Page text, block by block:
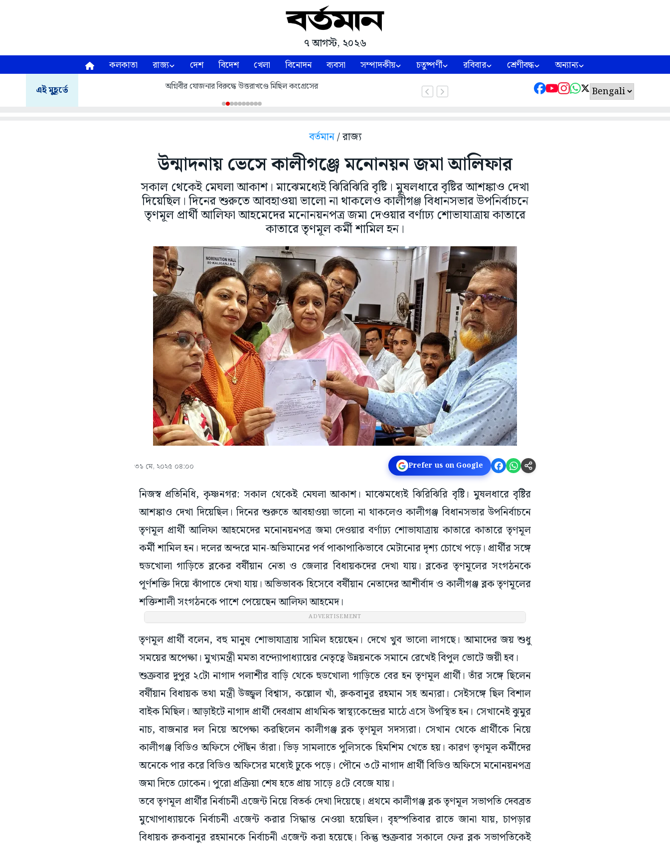
৭ আগস্ট, ২০২৬
কলকাতা রাজ্য দেশ বিদেশ খেলা বিনোদন ব্যবসা সম্পাদকীয় চতুষ্পর্ণী রবিবার শ্রেণীবদ্ধ অন্যান্য
এই মুহূর্তে অগ্নিবীর যোজনার বিরুদ্ধে উত্তরাখণ্ডে মিছিল কংগ্রেসের
বর্তমান/ রাজ্য
উন্মাদনায় ভেসে কালীগঞ্জে মনোনয়ন জমা আলিফার
সকাল থেকেই মেঘলা আকাশ। মাঝেমধ্যেই ঝিরিঝিরি বৃষ্টি। মুষলধারে বৃষ্টির আশঙ্কাও দেখা
দিয়েছিল। দিনের শুরুতে আবহাওয়া ভালো না থাকলেও কালীগঞ্জ বিধানসভার উপনির্বাচনে
তৃণমূল প্রার্থী আলিফা আহমেদের মনোনয়নপত্র জমা দেওয়ার বর্ণাঢ্য শোভাযাত্রায় কাতারে
কাতারে তৃণমূল কর্মী শামিল হন।
৩১ মে, ২০২৫ ০৪:০০ Prefer us on Google
নিজস্ব প্রতিনিধি, কৃষ্ণনগর: সকাল থেকেই মেঘলা আকাশ। মাঝেমধ্যেই ঝিরিঝিরি বৃষ্টি। মুষলধারে বৃষ্টির
আশঙ্কাও দেখা দিয়েছিল। দিনের শুরুতে আবহাওয়া ভালো না থাকলেও কালীগঞ্জ বিধানসভার উপনির্বাচনে
তৃণমূল প্রার্থী আলিফা আহমেদের মনোনয়নপত্র জমা দেওয়ার বর্ণাঢ্য শোভাযাত্রায় কাতারে কাতারে তৃণমূল
কর্মী শামিল হন। দলের অন্দরে মান-অভিমানের পর্ব পাকাপাকিভাবে মেটানোর দৃশ্য চোখে পড়ে। প্রার্থীর সঙ্গে
হুডখোলা গাড়িতে ব্লকের বর্ষীয়ান নেতা ও জেলার বিধায়কদের দেখা যায়। ব্লকের তৃণমূলের সংগঠনকে
পূর্ণশক্তি দিয়ে ঝাঁপাতে দেখা যায়। অভিভাবক হিসেবে বর্ষীয়ান নেতাদের আশীর্বাদ ও কালীগঞ্জ ব্লক তৃণমূলের
শক্তিশালী সংগঠনকে পাশে পেয়েছেন আলিফা আহমেদ।
ADVERTISEMENT
তৃণমূল প্রার্থী বলেন, বহু মানুষ শোভাযাত্রায় সামিল হয়েছেন। দেখে খুব ভালো লাগছে। আমাদের জয় শুধু
সময়ের অপেক্ষা। মুখ্যমন্ত্রী মমতা বন্দ্যোপাধ্যায়ের নেতৃত্বে উন্নয়নকে সমানে রেখেই বিপুল ভোটে জয়ী হব।
শুক্রবার দুপুর ২টো নাগাদ পলাশীর বাড়ি থেকে হুডখোলা গাড়িতে বের হন তৃণমূল প্রার্থী। তাঁর সঙ্গে ছিলেন
বর্ষীয়ান বিধায়ক তথা মন্ত্রী উজ্জ্বল বিশ্বাস, কল্লোল খাঁ, রুকবানুর রহমান সহ অন্যরা। সেইসঙ্গে ছিল বিশাল
বাইক মিছিল। আড়াইটে নাগাদ প্রার্থী দেবগ্রাম প্রাথমিক স্বাস্থ্যকেন্দ্রের মাঠে এসে উপস্থিত হন। সেখানেই ঝুমুর
নাচ, বাজনার দল নিয়ে অপেক্ষা করছিলেন কালীগঞ্জ ব্লক তৃণমূল সদস্যরা। সেখান থেকে প্রার্থীকে নিয়ে
কালীগঞ্জ বিডিও অফিসে পৌঁছন তাঁরা। ভিড় সামলাতে পুলিসকে হিমশিম খেতে হয়। কারণ তৃণমূল কর্মীদের
অনেকে পার করে বিডিও অফিসের মধ্যেই ঢুকে পড়ে। পৌনে ৩টে নাগাদ প্রার্থী বিডিও অফিসে মনোনয়নপত্র
জমা দিতে ঢোকেন। পুরো প্রক্রিয়া শেষ হতে প্রায় সাড়ে ৪টে বেজে যায়।
তবে তৃণমূল প্রার্থীর নির্বাচনী এজেন্ট নিয়ে বিতর্ক দেখা দিয়েছে। প্রথমে কালীগঞ্জ ব্লক তৃণমূল সভাপতি দেবব্রত
মুখোপাধ্যায়কে নির্বাচনী এজেন্ট করার সিদ্ধান্ত নেওয়া হয়েছিল। বৃহস্পতিবার রাতে জানা যায়, চাপড়ার
বিধায়ক রুকবানুর রহমানকে নির্বাচনী এজেন্ট করা হয়েছে। কিন্তু শুক্রবার সকালে ফের ব্লক সভাপতিকেই